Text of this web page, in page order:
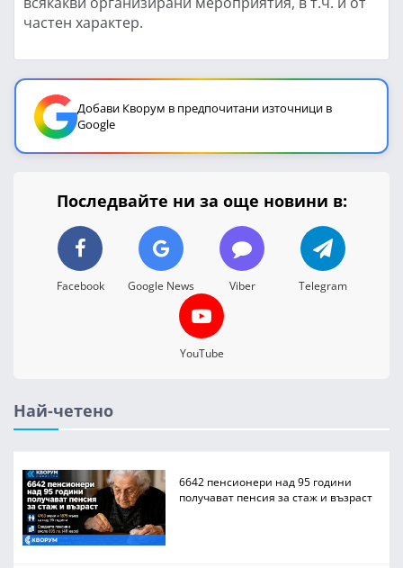
частен характер.
Добави Кворум в предпочитани източници в
Google
Последвайте ни за още новини в:
Facebook Google News Viber Telegram
YouTube
Най-четено
6642 пенсионери над 95 години
получават пенсия за стаж и възраст